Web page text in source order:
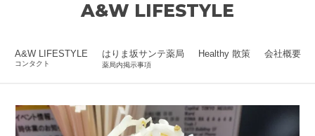
A&W LIFESTYLE
A&W LIFESTYLE
コンタクト
はりま坂サンテ薬局
薬局内掲示事項
Healthy 散策 会社概要